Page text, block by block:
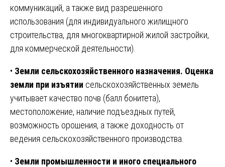
коммуникаций, а также вид разрешенного
использования (для индивидуального жилищного
строительства, для многоквартирной жилой застройки,
для коммерческой деятельности).
• Земли сельскохозяйственного назначения. Оценка
земли при изъятии сельскохозяйственных земель
учитывает качество почв (балл бонитета),
местоположение, наличие подъездных путей,
возможность орошения, а также доходность от
ведения сельскохозяйственного производства.
• Земли промышленности и иного специального